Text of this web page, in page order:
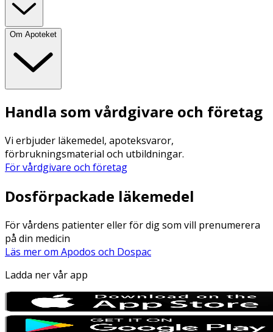
Om Apoteket
Handla som vårdgivare och företag
Vi erbjuder läkemedel, apoteksvaror,
förbrukningsmaterial och utbildningar.
För vårdgivare och företag
Dosförpackade läkemedel
För vårdens patienter eller för dig som vill prenumerera
på din medicin
Läs mer om Apodos och Dospac
Ladda ner vår app